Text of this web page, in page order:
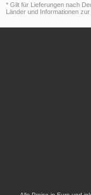
* Gilt für Lieferungen nach
Länder und Informationen